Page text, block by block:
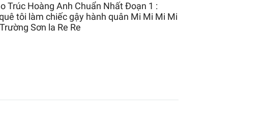
Trúc Hoàng Anh Chuẩn Nhất Đoạn 1 :
tôi làm chiếc gậy hành quân Mi Mi Mi Mi
Sơn la Re Re